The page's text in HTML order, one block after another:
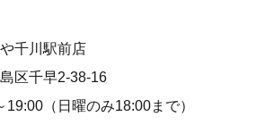
千川駅前店
区千早2-38-16
（日曜のみ18:00まで）